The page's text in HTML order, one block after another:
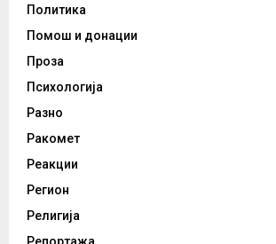
Политика
Помош и донации
Проза
Психологија
Разно
Ракомет
Реакции
Регион
Религија